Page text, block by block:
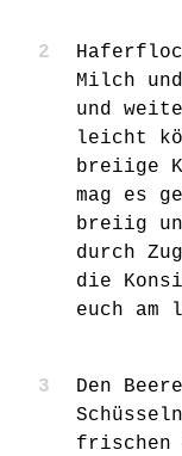
Milch
und
leicht
breiige
mag es
breiig
durch
die
euch
Den
frischen